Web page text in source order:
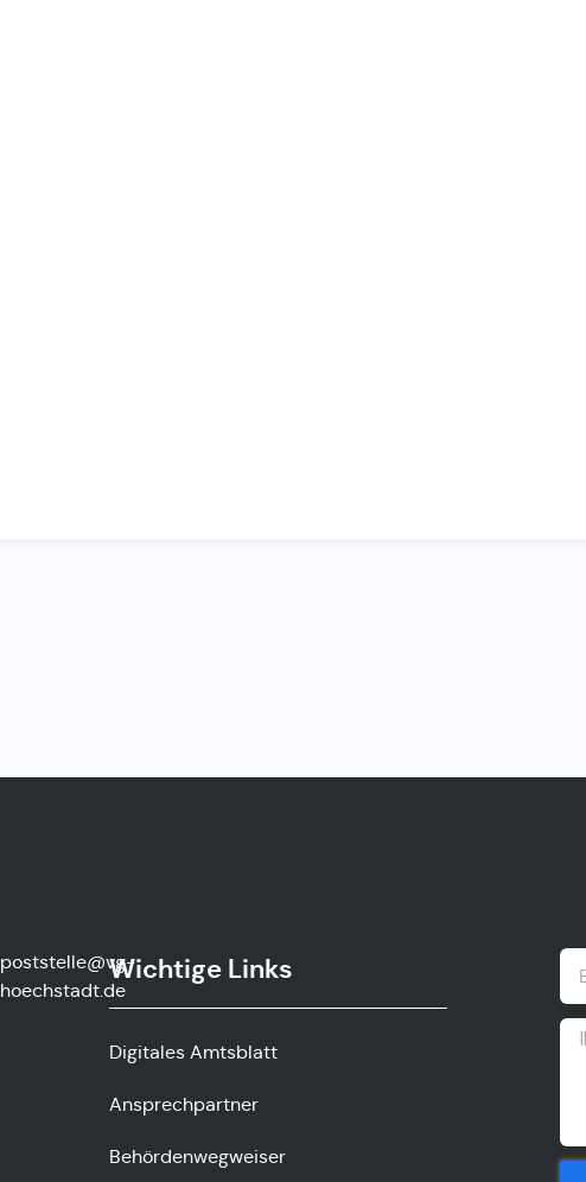
poststelle@vg-
hoechstadt.de
Wichtige Links
Digitales Amtsblatt
Ansprechpartner
Behördenwegweiser